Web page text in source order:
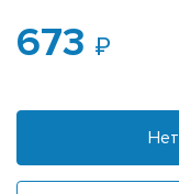
673
Нет